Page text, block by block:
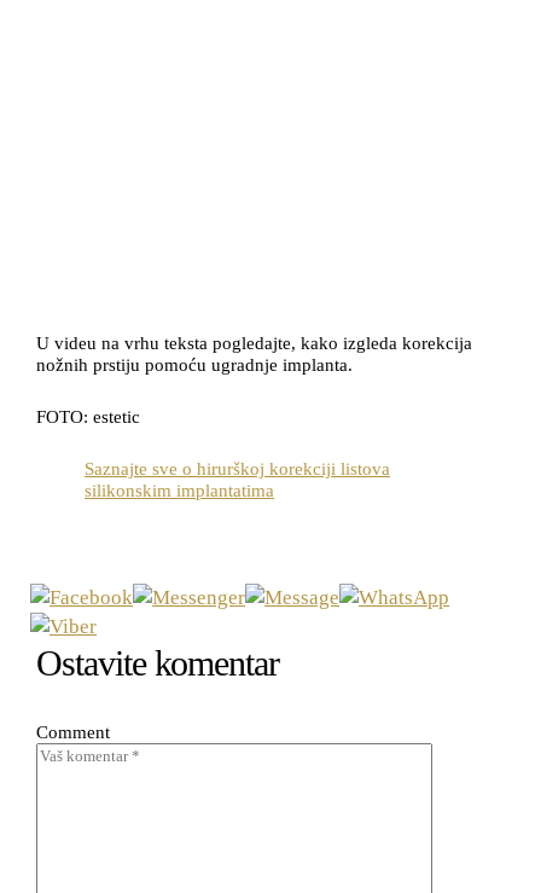
U videu na vrhu teksta pogledajte, kako izgleda korekcija
nožnih prstiju pomoću ugradnje implanta.
FOTO: estetic
Saznajte sve o hirurškoj korekciji listova
silikonskim implantatima
Ostavite komentar
Comment